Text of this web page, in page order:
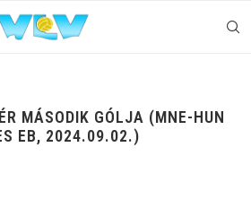
MÁSODIK GÓLJA (MNE-HUN
EB, 2024.09.02.)